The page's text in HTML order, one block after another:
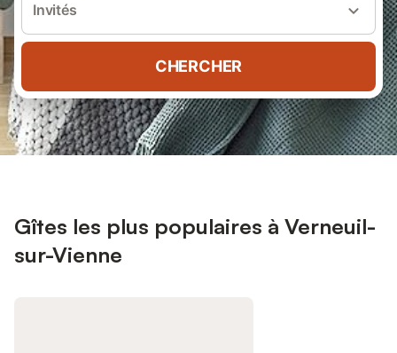
Invités
CHERCHER
Gîtes les plus populaires à Verneuil-
sur-Vienne